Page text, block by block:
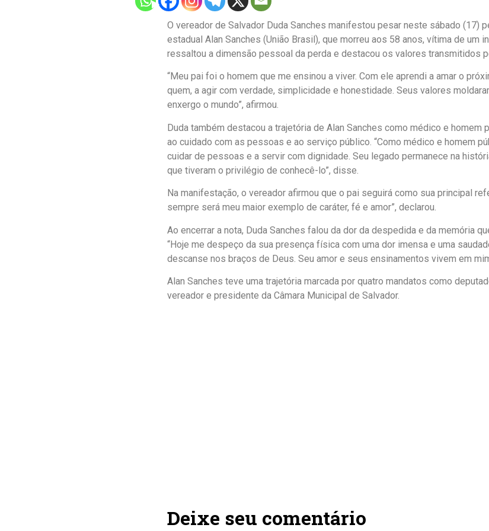
O vereador de Salvador Duda Sanches manifestou pesar neste sábado (17)
estadual Alan Sanches (União Brasil), que morreu aos 58 anos, vítima de um
ressaltou a dimensão pessoal da perda e destacou os valores transmitidos
“Meu pai foi o homem que me ensinou a viver. Com ele aprendi a amar o
quem, a agir com verdade, simplicidade e honestidade. Seus valores
enxergo o mundo”, afirmou.
Duda também destacou a trajetória de Alan Sanches como médico e homem
ao cuidado com as pessoas e ao serviço público. “Como médico e homem
cuidar de pessoas e a servir com dignidade. Seu legado permanece na
que tiveram o privilégio de conhecê-lo”, disse.
Na manifestação, o vereador afirmou que o pai seguirá como sua principal
sempre será meu maior exemplo de caráter, fé e amor”, declarou.
Ao encerrar a nota, Duda Sanches falou da dor da despedida e da memória
“Hoje me despeço da sua presença física com uma dor imensa e uma
descanse nos braços de Deus. Seu amor e seus ensinamentos vivem em
Alan Sanches teve uma trajetória marcada por quatro mandatos como
vereador e presidente da Câmara Municipal de Salvador.
Deixe seu comentário